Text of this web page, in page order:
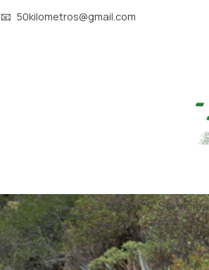
50kilometros@gmail.com
Inicio Servicios